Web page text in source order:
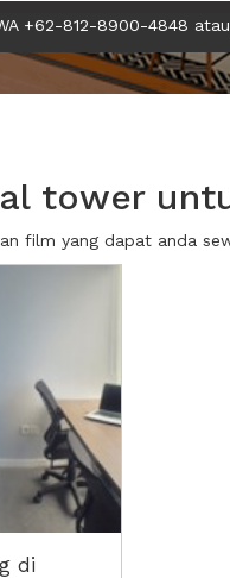
+62-812-8900-4848 atau
tower
film yang dapat anda
di